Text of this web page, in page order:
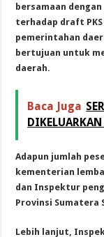
bersamaan
terhadap draft PKS
pemerintahan
bertujuan untuk
daerah.
Baca Juga
Adapun jumlah
kementerian
dan Inspektur
Provinsi Sumatera
Lebih lanjut,